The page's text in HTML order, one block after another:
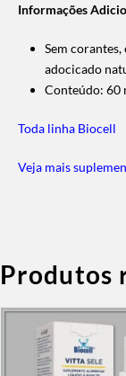
Informações
Sem
adocicado
Conteúdo: 60
Toda linha Biocell
Veja mais
Produtos